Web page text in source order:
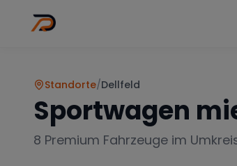
Standorte/Dellfeld
Sportwagen
8 Premium Fahrzeuge im